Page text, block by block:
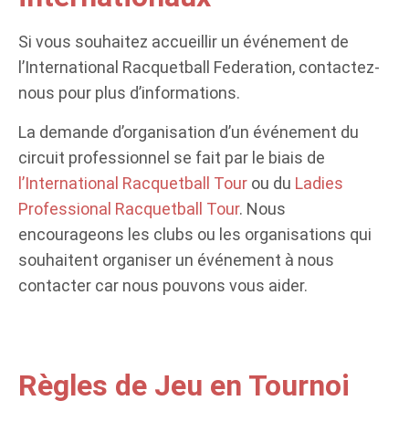
Si vous souhaitez accueillir un événement de
l’International Racquetball Federation, contactez-
nous pour plus d’informations.
La demande d’organisation d’un événement du
circuit professionnel se fait par le biais de
l’International Racquetball Tour ou du Ladies
Professional Racquetball Tour. Nous
encourageons les clubs ou les organisations qui
souhaitent organiser un événement à nous
contacter car nous pouvons vous aider.
Règles de Jeu en Tournoi